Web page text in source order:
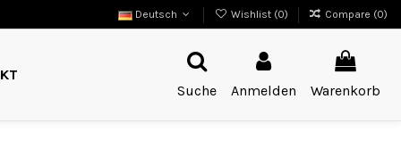
Deutsch Wishlist (0) Compare (0)
Suche
Anmelden Warenkorb